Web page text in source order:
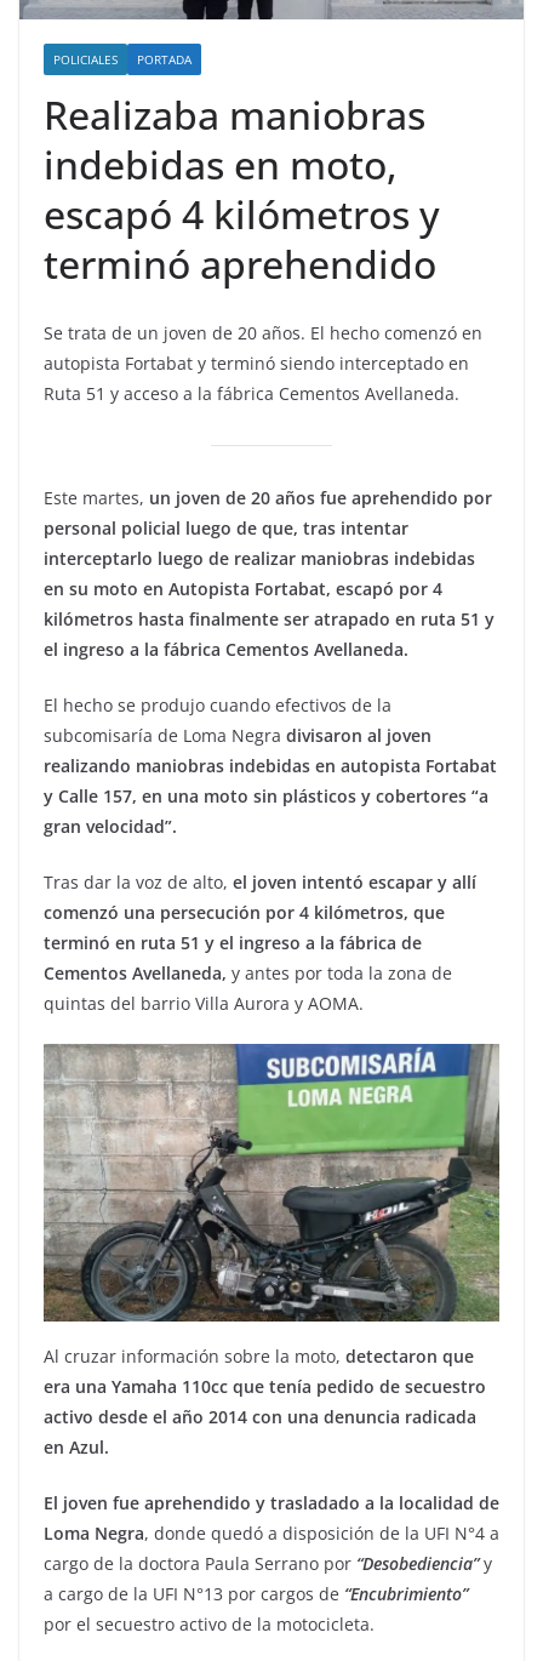
POLICIALES PORTADA
Realizaba maniobras
indebidas en moto,
escapó 4 kilómetros y
terminó aprehendido
Se trata de un joven de 20 años. El hecho comenzó en
autopista Fortabat y terminó siendo interceptado en
Ruta 51 y acceso a la fábrica Cementos Avellaneda.
Este martes, un joven de 20 años fue aprehendido por
personal policial luego de que, tras intentar
interceptarlo luego de realizar maniobras indebidas
en su moto en Autopista Fortabat, escapó por 4
kilómetros hasta finalmente ser atrapado en ruta 51 y
el ingreso a la fábrica Cementos Avellaneda.
El hecho se produjo cuando efectivos de la
subcomisaría de Loma Negra divisaron al joven
realizando maniobras indebidas en autopista Fortabat
y Calle 157, en una moto sin plásticos y cobertores “a
gran velocidad”.
Tras dar la voz de alto, el joven intentó escapar y allí
comenzó una persecución por 4 kilómetros, que
terminó en ruta 51 y el ingreso a la fábrica de
Cementos Avellaneda, y antes por toda la zona de
quintas del barrio Villa Aurora y AOMA.
Al cruzar información sobre la moto, detectaron que
era una Yamaha 110cc que tenía pedido de secuestro
activo desde el año 2014 con una denuncia radicada
en Azul.
El joven fue aprehendido y trasladado a la localidad de
Loma Negra, donde quedó a disposición de la UFI N°4 a
cargo de la doctora Paula Serrano por “Desobediencia”y
a cargo de la UFI N°13 por cargos de “Encubrimiento”
por el secuestro activo de la motocicleta.